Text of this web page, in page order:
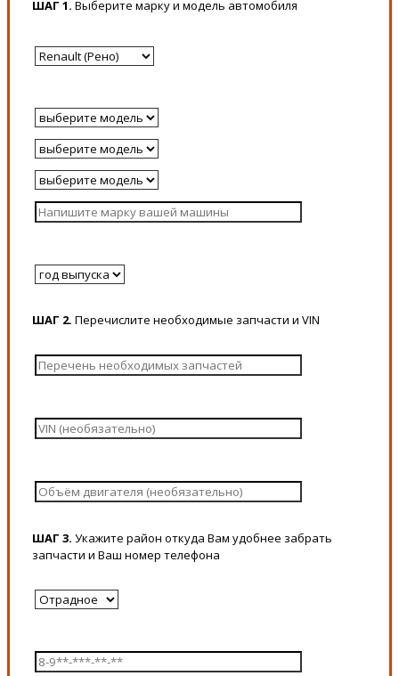
ШАГ 1. Выберите марку и модель автомобиля
ШАГ 2. Перечислите необходимые запчасти и VIN
ШАГ 3. Укажите район откуда Вам удобнее забрать
запчасти и Ваш номер телефона